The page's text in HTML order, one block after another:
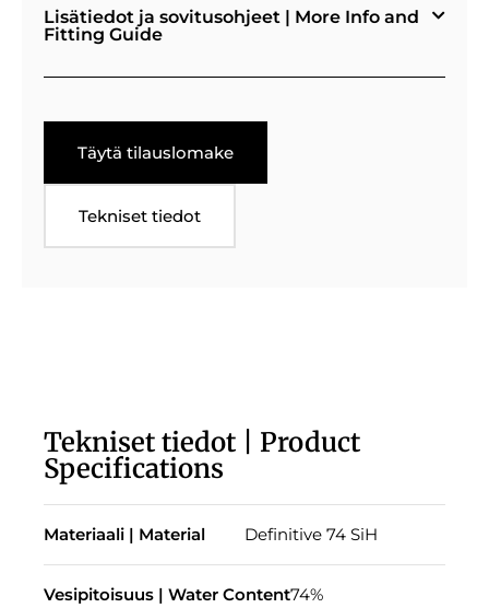
Lisätiedot ja sovitusohjeet | More Info and
Fitting Guide
Täytä tilauslomake
Tekniset tiedot
Tekniset tiedot | Product
Specifications
Materiaali | Material Definitive 74 SiH
Vesipitoisuus | Water Content74%